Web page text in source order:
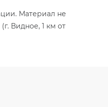
Материал не
Видное, 1 км от